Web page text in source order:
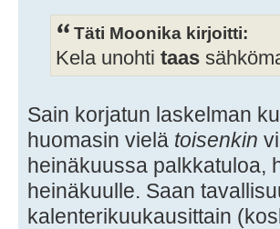
Täti Moonika kirjoitti:
Kela unohti taas
Sain korjatun laskelman
huomasin vielä toisenkin
heinäkuussa palkkatuloa,
heinäkuulle. Saan
kalenterikuukausittain